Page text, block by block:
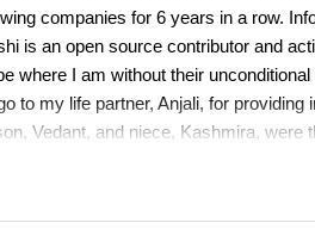
companies for 6 years in a row.
is an open source contributor and
where I am without their
to my life partner, Anjali, for
Vedant, and niece, Kashmira, were
and my business partner, Sudhir
Chowdhury and Neeraj Gupta